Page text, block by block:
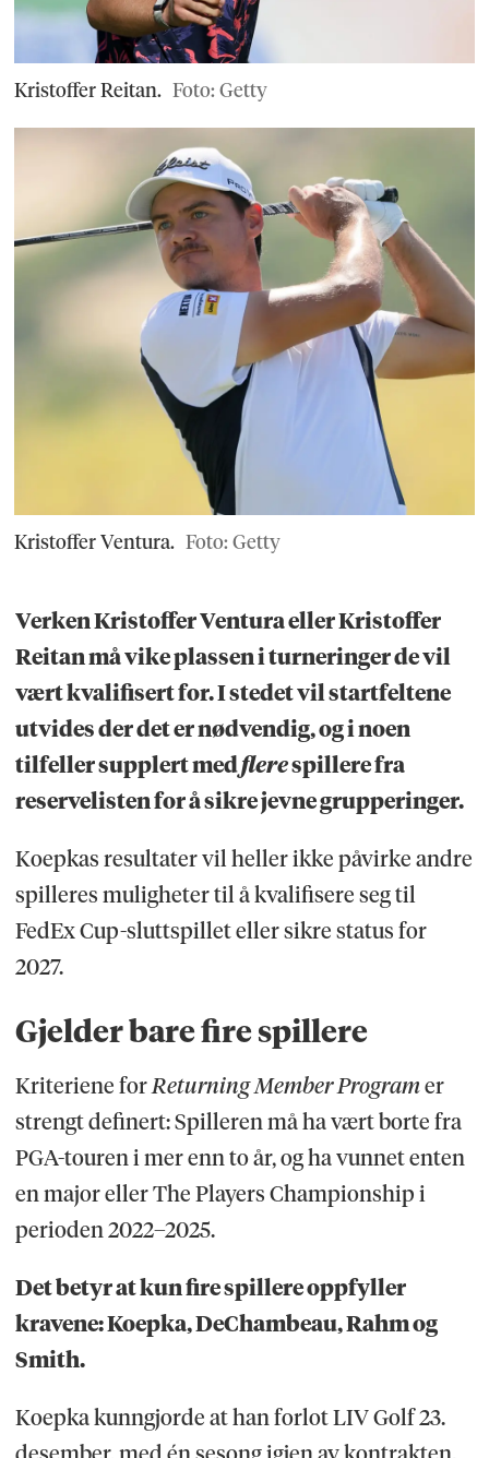
Kristoffer Reitan. Foto: Getty
Kristoffer Ventura. Foto: Getty
Verken Kristoffer Ventura eller Kristoffer
Reitan må vike plassen i turneringer de vil
vært kvalifisert for. I stedet vil startfeltene
utvides der det er nødvendig, og i noen
tilfeller supplert medflerespillere fra
reservelisten for å sikre jevne grupperinger.
Koepkas resultater vil heller ikke påvirke andre
spilleres muligheter til å kvalifisere seg til
FedEx Cup-sluttspillet eller sikre status for
2027.
Gjelder bare fire spillere
Kriteriene forReturning Member Programer
strengt definert: Spilleren må ha vært borte fra
PGA-touren i mer enn to år, og ha vunnet enten
en major eller The Players Championship i
perioden 2022–2025.
Det betyr at kun fire spillere oppfyller
kravene: Koepka, DeChambeau, Rahm og
Smith.
Koepka kunngjorde at han forlot LIV Golf 23.